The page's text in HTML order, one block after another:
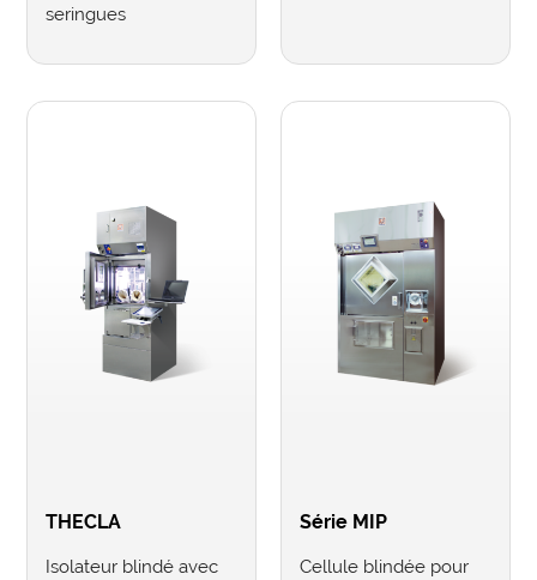
seringues
THECLA
Isolateur blindé avec
Série MIP
Cellule blindée pour